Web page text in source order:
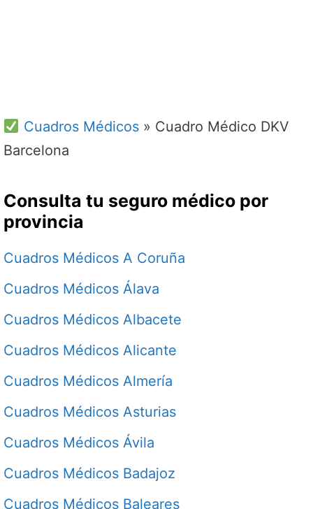
Cuadros Médicos» Cuadro Médico DKV
Barcelona
Consulta tu seguro médico por
provincia
Cuadros Médicos A Coruña
Cuadros Médicos Álava
Cuadros Médicos Albacete
Cuadros Médicos Alicante
Cuadros Médicos Almería
Cuadros Médicos Asturias
Cuadros Médicos Ávila
Cuadros Médicos Badajoz
Cuadros Médicos Baleares